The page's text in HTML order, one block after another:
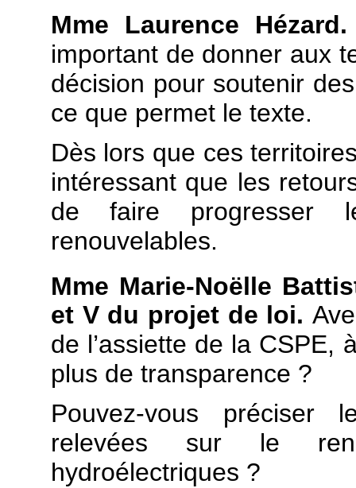
Mme Laurence Hézard.
important de donner aux
décision pour soutenir
ce que permet le texte.
Dès lors que ces
intéressant que les
de faire progresser
renouvelables.
Mme Marie-Noëlle
et V du projet de loi.
de l’assiette de la CSPE,
plus de transparence ?
Pouvez-vous préciser
relevées sur le
hydroélectriques ?